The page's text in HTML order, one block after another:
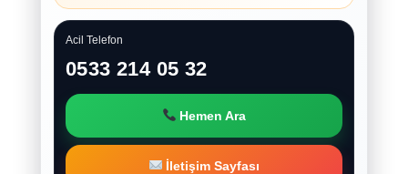
Acil Telefon
0533 214 05 32
Hemen Ara
İletişim Sayfası